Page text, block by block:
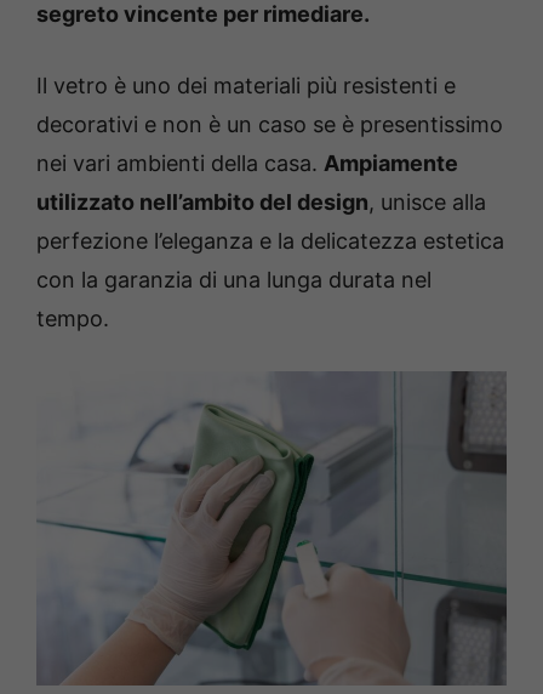
segreto vincente per rimediare.
Il vetro è uno dei materiali più resistenti e
decorativi e non è un caso se è presentissimo
nei vari ambienti della casa. Ampiamente
utilizzato nell’ambito del design, unisce alla
perfezione l’eleganza e la delicatezza estetica
con la garanzia di una lunga durata nel
tempo.